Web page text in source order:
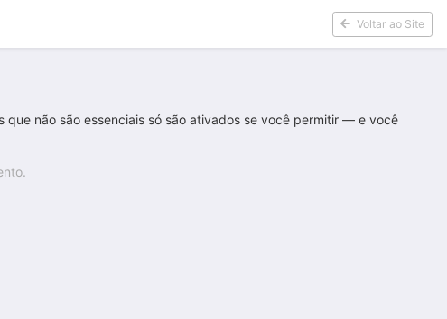
Voltar ao Site
que não são essenciais só são ativados se você permitir — e você